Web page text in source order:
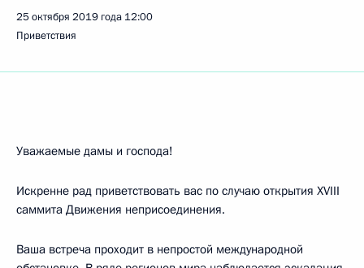
25 октября 2019 года 12:00
Приветствия
Уважаемые дамы и господа!
Искренне рад приветствовать вас по случаю открытия XVIII
саммита Движения неприсоединения.
Ваша встреча проходит в непростой международной